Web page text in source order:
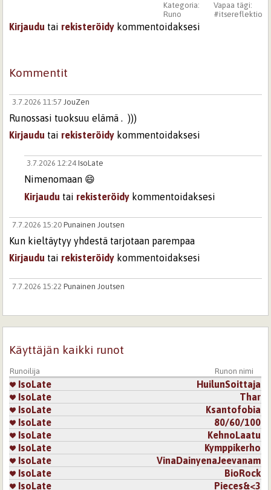
Vapaa tägi:
#itsereflektio
Kategoria:
Runo
Kirjaudu tai rekisteröidy kommentoidaksesi
Kommentit
3.7.2026 11:57 JouZen
Runossasi tuoksuu elämä . )))
Kirjaudu tai rekisteröidy kommentoidaksesi
3.7.2026 12:24IsoLate
Nimenomaan 😄
Kirjaudu tai rekisteröidy kommentoidaksesi
7.7.2026 15:20 Punainen Joutsen
Kun kieltäytyy yhdestä tarjotaan parempaa
Kirjaudu tai rekisteröidy kommentoidaksesi
7.7.2026 15:22 Punainen Joutsen
Kirjaudutairekisteröidykommentoidaksesi
7.7.2026 15:26 IsoLate
kirjoittajan, että lukijan näkökulmasta käsin :)
Kirjaudutairekisteröidykommentoidaksesi
7.7.2026 15:33Punainen Joutsen
Viittasin tuohon selitteeseen, jonka kytkin tämän
runon tulkintaan mielivaltaisella tavalla
Kirjaudu
kommentoidaksesi
Käyttäjän kaikki runot
Runoilija Runon nimi
IsoLate
HuilunSoittaja
IsoLate
Thar
IsoLate
Ksantofobia
IsoLate
80/60/100
IsoLate
KehnoLaatu
IsoLate
Kymppikerho
IsoLate
VinaDainyenaJeevanam
IsoLate
BioRock
IsoLate
Pieces&<3